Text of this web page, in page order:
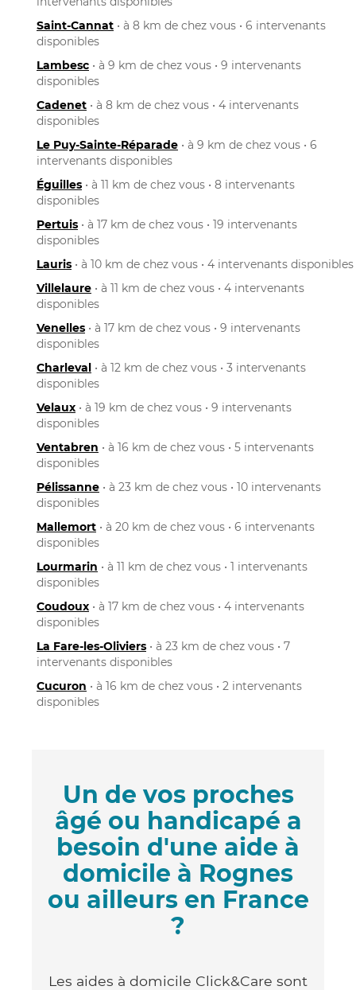
Saint-Cannat • à 8 km de chez vous • 6 intervenants
disponibles
Lambesc • à 9 km de chez vous • 9 intervenants
disponibles
Cadenet • à 8 km de chez vous • 4 intervenants
disponibles
Le Puy-Sainte-Réparade • à 9 km de chez vous • 6
intervenants disponibles
Éguilles • à 11 km de chez vous • 8 intervenants
disponibles
Pertuis • à 17 km de chez vous • 19 intervenants
disponibles
Lauris • à 10 km de chez vous • 4 intervenants disponibles
Villelaure • à 11 km de chez vous • 4 intervenants
disponibles
Venelles • à 17 km de chez vous • 9 intervenants
disponibles
Charleval • à 12 km de chez vous • 3 intervenants
disponibles
Velaux • à 19 km de chez vous • 9 intervenants
disponibles
Ventabren • à 16 km de chez vous • 5 intervenants
disponibles
Pélissanne • à 23 km de chez vous • 10 intervenants
disponibles
Mallemort • à 20 km de chez vous • 6 intervenants
disponibles
Lourmarin • à 11 km de chez vous • 1 intervenants
disponibles
Coudoux • à 17 km de chez vous • 4 intervenants
disponibles
La Fare-les-Oliviers • à 23 km de chez vous • 7
intervenants disponibles
Cucuron • à 16 km de chez vous • 2 intervenants
disponibles
Un de vos proches
âgé ou handicapé a
besoin d'une aide à
domicile à Rognes
ou ailleurs en France
?
Les aides à domicile Click&Care sont